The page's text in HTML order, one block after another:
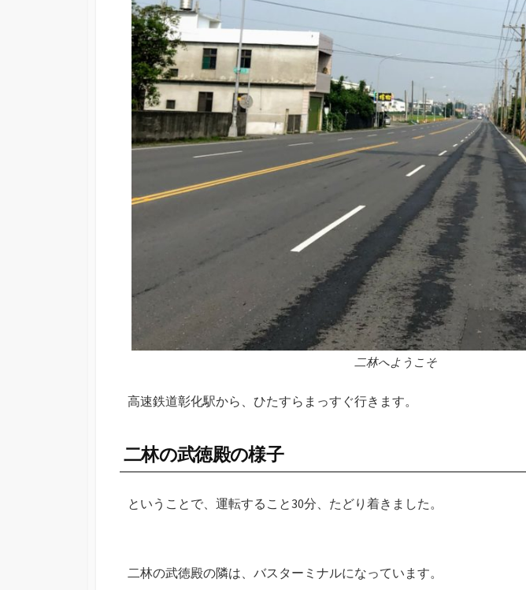
二林へようこそ
高速鉄道彰化駅から、ひたすらまっすぐ行きます。
二林の武徳殿の様子
ということで、運転すること30分、たどり着きました。
二林の武徳殿の隣は、バスターミナルになっています。